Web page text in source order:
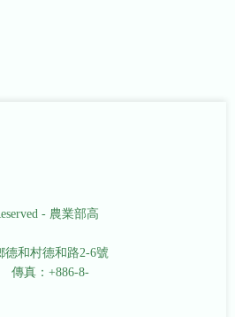
- 農業部高
德和村德和路2-6號
傳真：+886-8-